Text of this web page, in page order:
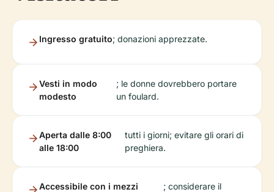
Ingresso gratuito; donazioni apprezzate.
Vesti in modo
modesto
; le donne dovrebbero portare
un foulard.
Aperta dalle 8:00
alle 18:00
tutti i giorni; evitare gli orari di
preghiera.
Accessibile con i mezzi
; considerare il